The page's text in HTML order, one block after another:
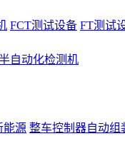
FCT测试设备 FT测试
自动化检测机
能源 整车控制器自动组